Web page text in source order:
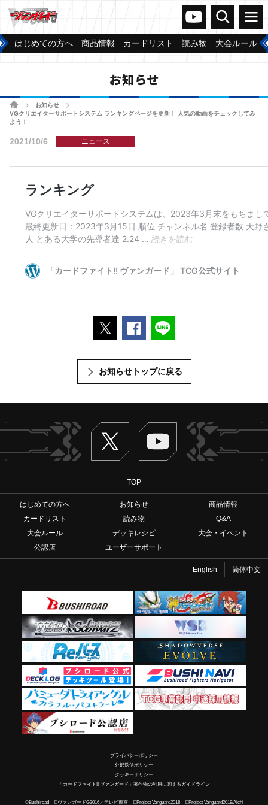
ヴァンガードch
検索 メニュー
はじめての方へ 商品情報 カードリスト 読み物 大会ルール
お知らせ
ホームお知らせ
VGクリエイターサポートシステム ランキングページを更新！ 人気の動画をチェックしてみ
よう！
2021/10/6 ニュース
ポストするFacebookでシェアする
お知らせトップに戻る
Twitter ヴァンガードch
TOP
はじめての方へ お知らせ
商品情報
カードリスト
読み物
Q&A
大会ルール
デッキレシピ
大会・イベント
公認店
ユーザーサポート
English 简体中文
プライバシーポリシー
外部送信ポリシー
クッキーポリシー
「カードファイト!! ヴァンガード」著作物の利用に関するガイドライン
©Bushiroad ©ヴァンガードG2016／テレビ東京 ©Project Vanguard2018 ©Project Vanguard2019/Aichi